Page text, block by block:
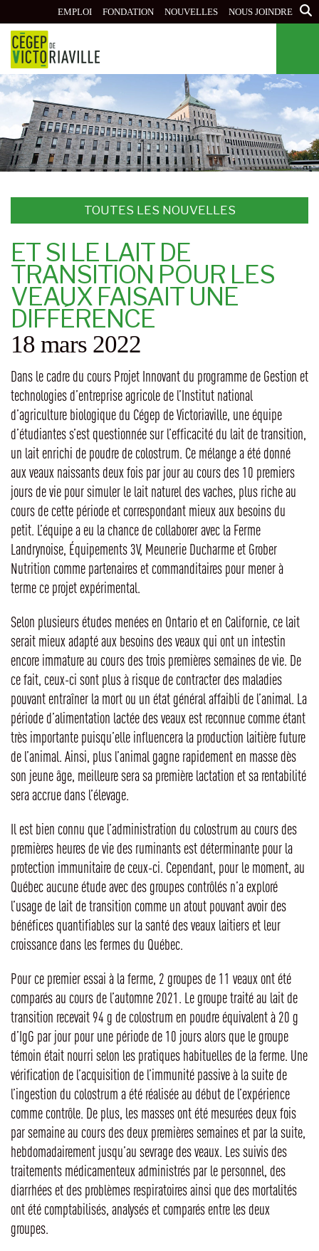
au
contenu
principal
EMPLOI FONDATION NOUVELLES NOUS JOINDRE
TOUTES LES NOUVELLES
ET SI LE LAIT DE
TRANSITION POUR LES
VEAUX FAISAIT UNE
DIFFÉRENCE
18 mars 2022
Dans le cadre du cours Projet Innovant du programme de Gestion et
technologies d’entreprise agricole de l’Institut national
d’agriculture biologique du Cégep de Victoriaville, une équipe
d’étudiantes s’est questionnée sur l’efficacité du lait de transition,
un lait enrichi de poudre de colostrum. Ce mélange a été donné
aux veaux naissants deux fois par jour au cours des 10 premiers
jours de vie pour simuler le lait naturel des vaches, plus riche au
cours de cette période et correspondant mieux aux besoins du
petit. L’équipe a eu la chance de collaborer avec la Ferme
Landrynoise, Équipements 3V, Meunerie Ducharme et Grober
Nutrition comme partenaires et commanditaires pour mener à
terme ce projet expérimental.
Selon plusieurs études menées en Ontario et en Californie, ce lait
serait mieux adapté aux besoins des veaux qui ont un intestin
encore immature au cours des trois premières semaines de vie. De
ce fait, ceux-ci sont plus à risque de contracter des maladies
pouvant entraîner la mort ou un état général affaibli de l’animal. La
période d’alimentation lactée des veaux est reconnue comme étant
très importante puisqu’elle influencera la production laitière future
de l’animal. Ainsi, plus l’animal gagne rapidement en masse dès
son jeune âge, meilleure sera sa première lactation et sa rentabilité
sera accrue dans l’élevage.
Il est bien connu que l’administration du colostrum au cours des
premières heures de vie des ruminants est déterminante pour la
protection immunitaire de ceux-ci. Cependant, pour le moment, au
Québec aucune étude avec des groupes contrôlés n’a exploré
l’usage de lait de transition comme un atout pouvant avoir des
bénéfices quantifiables sur la santé des veaux laitiers et leur
croissance dans les fermes du Québec.
Pour ce premier essai à la ferme, 2 groupes de 11 veaux ont été
comparés au cours de l’automne 2021. Le groupe traité au lait de
transition recevait 94 g de colostrum en poudre équivalent à 20 g
d’IgG par jour pour une période de 10 jours alors que le groupe
témoin était nourri selon les pratiques habituelles de la ferme. Une
vérification de l’acquisition de l’immunité passive à la suite de
l’ingestion du colostrum a été réalisée au début de l’expérience
comme contrôle. De plus, les masses ont été mesurées deux fois
par semaine au cours des deux premières semaines et par la suite,
hebdomadairement jusqu’au sevrage des veaux. Les suivis des
traitements médicamenteux administrés par le personnel, des
diarrhées et des problèmes respiratoires ainsi que des mortalités
ont été comptabilisés, analysés et comparés entre les deux
groupes.